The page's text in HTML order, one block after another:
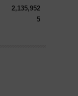
2,135,952
5